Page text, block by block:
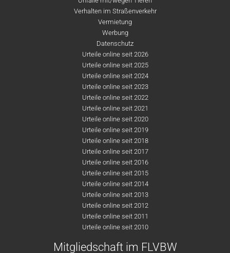
Verhalten im Straßenverkehr
Vermietung
Werbung
Datenschutz
Urteile online seit 2026
Urteile online seit 2025
Urteile online seit 2024
Urteile online seit 2023
Urteile online seit 2022
Urteile online seit 2021
Urteile online seit 2020
Urteile online seit 2019
Urteile online seit 2018
Urteile online seit 2017
Urteile online seit 2016
Urteile online seit 2015
Urteile online seit 2014
Urteile online seit 2013
Urteile online seit 2012
Urteile online seit 2011
Urteile online seit 2010
Mitgliedschaft im FLVBW